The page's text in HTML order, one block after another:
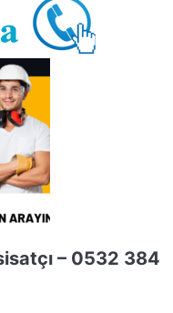
– 0532 384